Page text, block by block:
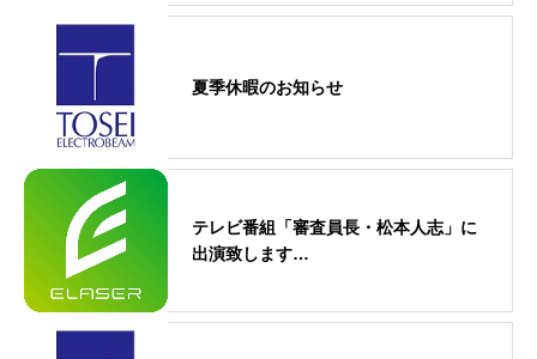
夏季休暇のお知らせ
テレビ番組「審査員長・松本人志」に
出演致します…